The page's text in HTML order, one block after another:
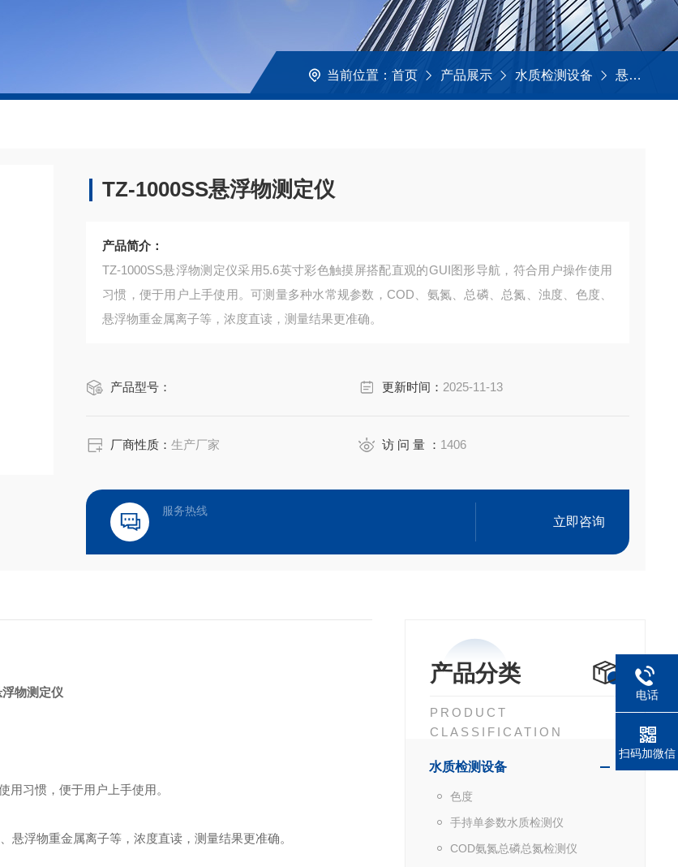
当前位置： 首页 产品展示 水质检测设备 悬浮物测定仪
TZ-1000SS悬浮物测定仪
产品简介：
TZ-1000SS悬浮物测定仪采用5.6英寸彩色触摸屏搭配直观的GUI图形导航，符合用户操作使用
习惯，便于用户上手使用。可测量多种水常规参数，COD、氨氮、总磷、总氮、浊度、色度、
悬浮物重金属离子等，浓度直读，测量结果更准确。
产品型号： 更新时间： 2025-11-13
厂商性质：生产厂家 访 问 量 ： 1406
服务热线
立即咨询
产品分类
PRODUCT
CLASSIFICATION
水质检测设备
色度
手持单参数水质检测仪
COD氨氮总磷总氮检测仪
物测定仪
用习惯 ， 便于用户上手使用 。
悬浮物重金属离子等 ， 浓度直读 ， 测量结果更准确。
电话
扫码加微信